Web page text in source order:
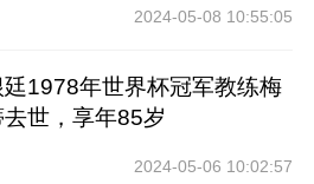
2024-05-08 10:55:05
廷1978年世界杯冠军教练梅
世，享年85岁
2024-05-06 10:02:57